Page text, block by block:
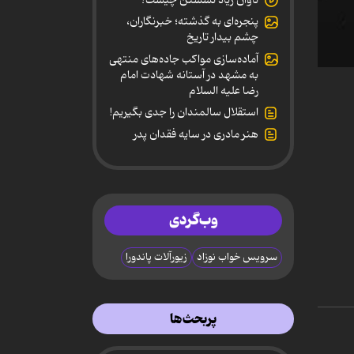
پنجره‌ای به گذشته؛ خبرنگاران،
چشم بیدار تاریخ
آماده‌سازی مواکب جاده‌های منتهی
به مشهد در آستانه شهادت امام
رضا علیه السلام
استقلال سالمندان را جدی بگیریم!
هنر مادری در سایه‌ فقدان پدر
وب‌گردی
سرویس خواب نوزاد زیورآلات پاندورا
پربحث‌ها